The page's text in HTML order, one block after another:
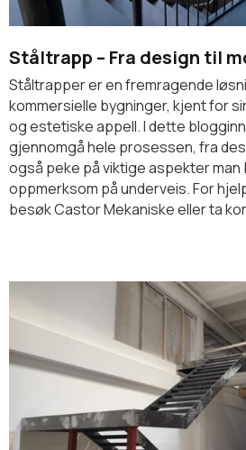
Ståltrapp – Fra design til
Ståltrapper er en fremragende
kommersielle bygninger, kjent for
og estetiske appell. I dette
gjennomgå hele prosessen, fra
også peke på viktige aspekter
oppmerksom på underveis. For
besøk Castor Mekaniske eller ta